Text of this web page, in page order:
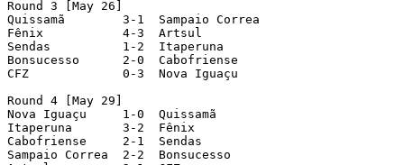
Round 3 [May 26]
Quissamã        3-1  Sampaio Correa
Fênix           4-3  Artsul
Sendas          1-2  Itaperuna
Bonsucesso      2-0  Cabofriense
CFZ             0-3  Nova Iguaçu
Round 4 [May 29]
Nova Iguaçu     1-0  Quissamã
Itaperuna       3-2  Fênix
Cabofriense     2-1  Sendas
Sampaio Correa  2-2  Bonsucesso